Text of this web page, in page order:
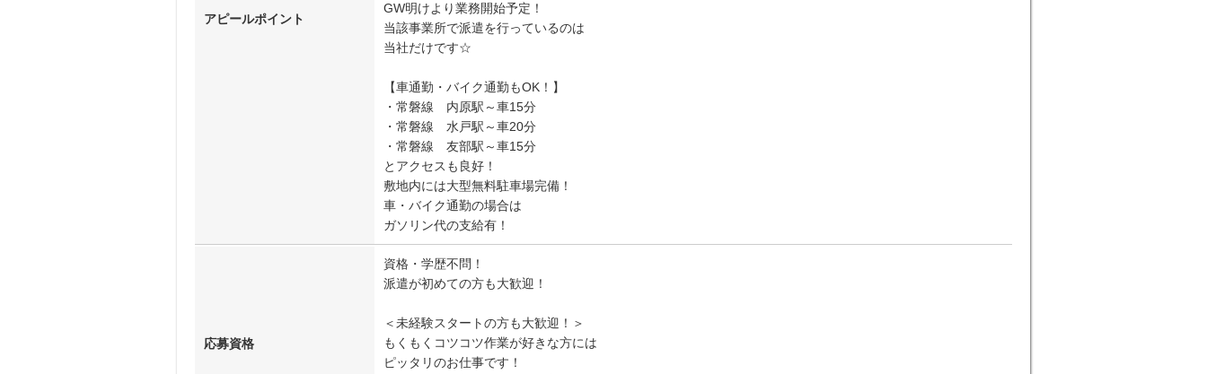
アピールポイント
GW明けより業務開始予定！
当該事業所で派遣を行っているのは
当社だけです☆
【車通勤・バイク通勤もOK！】
・常磐線 内原駅～車15分
・常磐線 水戸駅～車20分
・常磐線 友部駅～車15分
とアクセスも良好！
敷地内には大型無料駐車場完備！
車・バイク通勤の場合は
ガソリン代の支給有！
応募資格
資格・学歴不問！
派遣が初めての方も大歓迎！
＜未経験スタートの方も大歓迎！＞
もくもくコツコツ作業が好きな方には
ピッタリのお仕事です！